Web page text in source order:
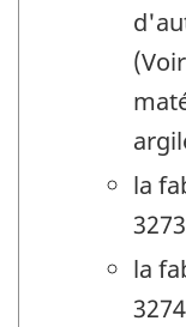
la
la